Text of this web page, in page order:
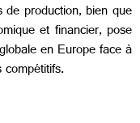
production, bien que
et financier, ​​pose
en Europe face à